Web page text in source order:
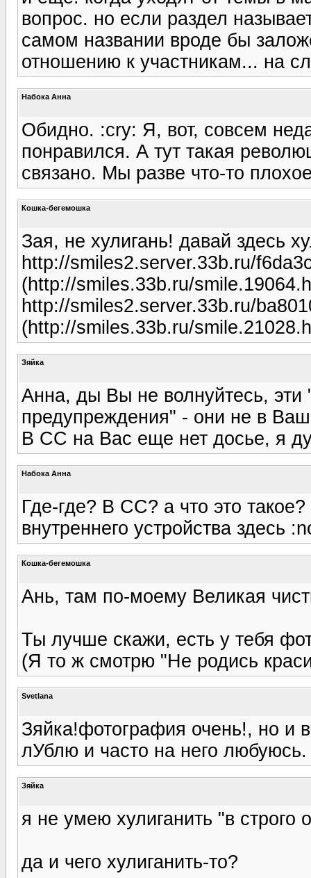
вопрос. но если раздел
самом названии вроде бы
отношению к участникам... на
Набока Анна
Обидно. :cry: Я, вот, совсем
понравился. А тут такая
связано. Мы разве что-то
Кошка-бегемошка
Зая, не хулигань! давай здесь
http://smiles2.server.33b.ru/
(http://smiles.33b.ru/
http://smiles2.server.33b.ru/
(http://smiles.33b.ru/
Зяйка
Анна, ды Вы не волнуйтесь, эти
предупреждения" - они не в
В СС на Вас еще нет досье, я
Набока Анна
Где-где? В СС? а что это
внутреннего устройства здесь
Кошка-бегемошка
Ань, там по-моему Великая
Ты лучше скажи, есть у тебя
(Я то ж смотрю "Не родись
Svetlana
Зяйка!фотография очень!, но и
лУблю и часто на него
Зяйка
я не умею хулиганить "в
да и чего хулиганить-то?